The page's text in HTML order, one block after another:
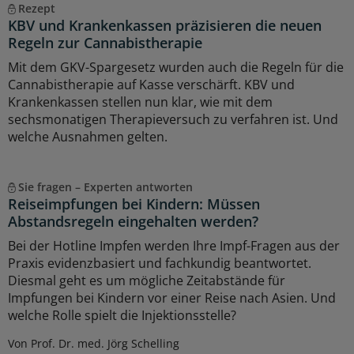
Rezept
KBV und Krankenkassen präzisieren die neuen
Regeln zur Cannabistherapie
Mit dem GKV-Spargesetz wurden auch die Regeln für die
Cannabistherapie auf Kasse verschärft. KBV und
Krankenkassen stellen nun klar, wie mit dem
sechsmonatigen Therapieversuch zu verfahren ist. Und
welche Ausnahmen gelten.
Sie fragen – Experten antworten
Reiseimpfungen bei Kindern: Müssen
Abstandsregeln eingehalten werden?
Bei der Hotline Impfen werden Ihre Impf-Fragen aus der
Praxis evidenzbasiert und fachkundig beantwortet.
Diesmal geht es um mögliche Zeitabstände für
Impfungen bei Kindern vor einer Reise nach Asien. Und
welche Rolle spielt die Injektionsstelle?
Von Prof. Dr. med. Jörg Schelling